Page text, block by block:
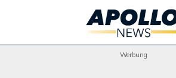
Werbung